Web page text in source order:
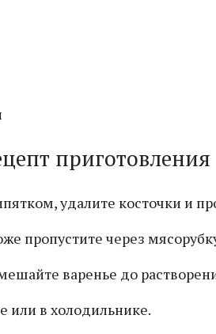
приготовления
удалите косточки и
пропустите через
варенье до
или в холодильнике.